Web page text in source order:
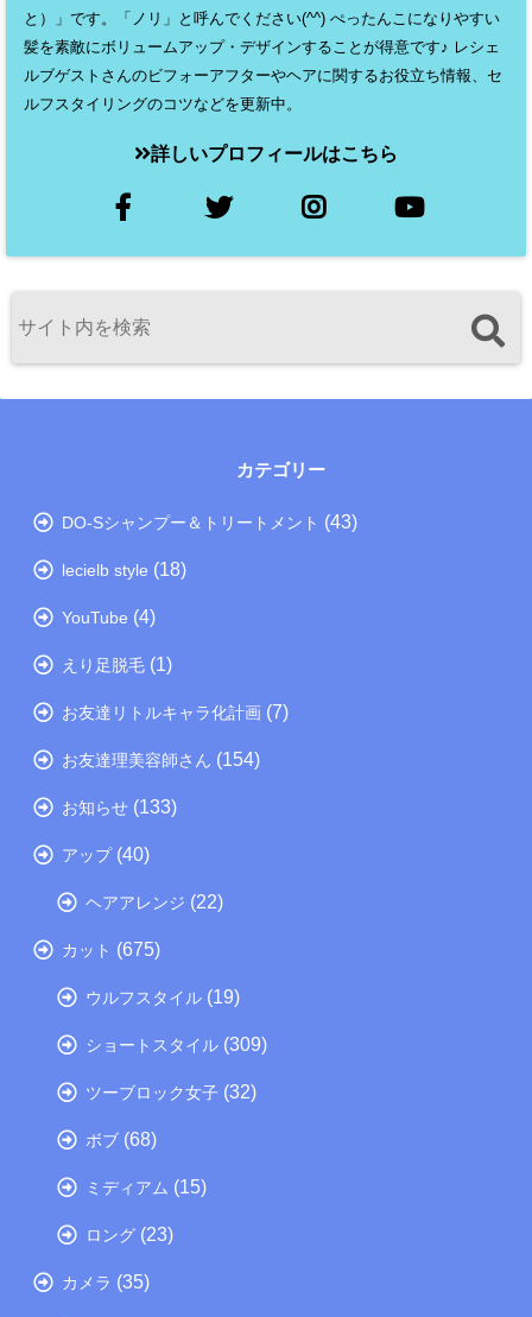
と）」です。「ノリ」と呼んでください(^^) ぺったんこになりやすい
髪を素敵にボリュームアップ・デザインすることが得意です♪ レシェ
ルブゲストさんのビフォーアフターやヘアに関するお役立ち情報、セ
ルフスタイリングのコツなどを更新中。
詳しいプロフィールはこちら
カテゴリー
DO-Sシャンプー＆トリートメント (43)
lecielb style (18)
YouTube (4)
えり足脱毛 (1)
お友達リトルキャラ化計画 (7)
お友達理美容師さん (154)
お知らせ (133)
アップ(40)
ヘアアレンジ (22)
カット (675)
ウルフスタイル (19)
ショートスタイル (309)
ツーブロック女子 (32)
ボブ (68)
ミディアム (15)
ロング (23)
カメラ (35)